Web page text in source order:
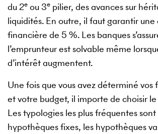
du 2e ou 3e pilier, des avances sur
liquidités. En outre, il faut garantir
financière de 5 %. Les banques
l’emprunteur est solvable même
d’intérêt augmentent.
Une fois que vous avez déterminé vos
et votre budget, il importe de choisir
Les typologies les plus fréquentes sont
hypothèques fixes, les hypothèques